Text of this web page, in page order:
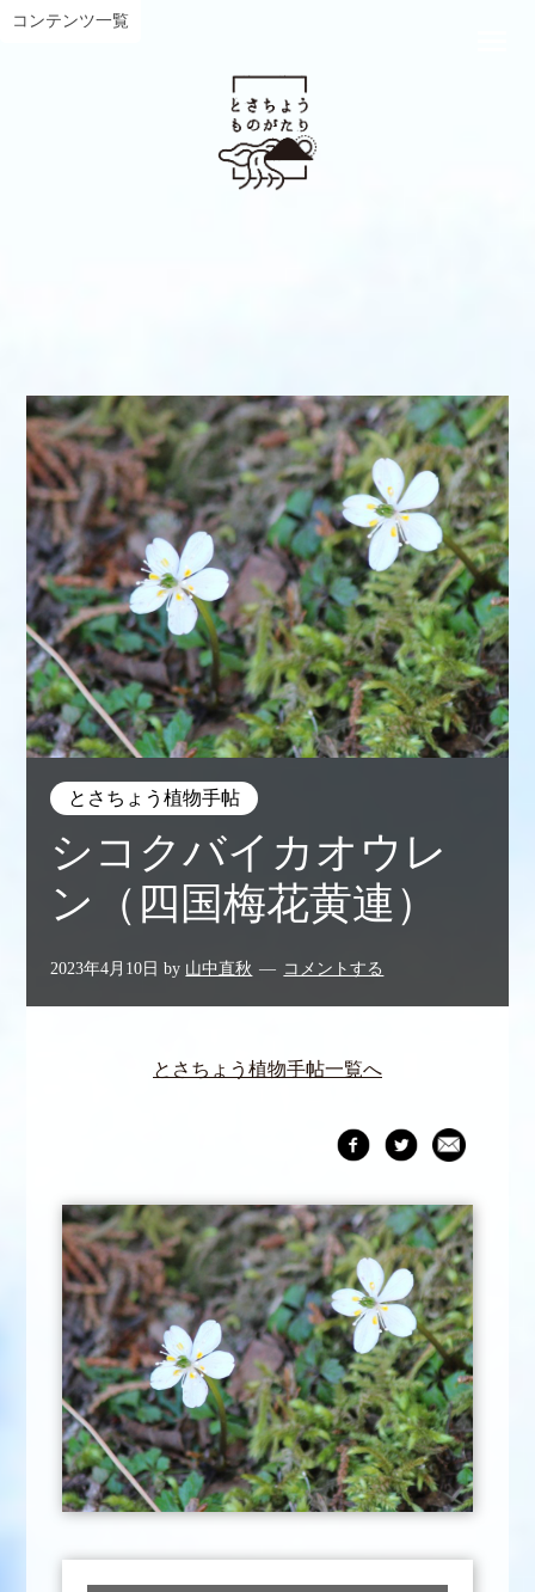
コンテンツ一覧
とさちょう植物手帖
シコクバイカオウレ
ン（四国梅花黄連）
2023年4月10日 by 山中直秋 コメントする
とさちょう植物手帖一覧へ